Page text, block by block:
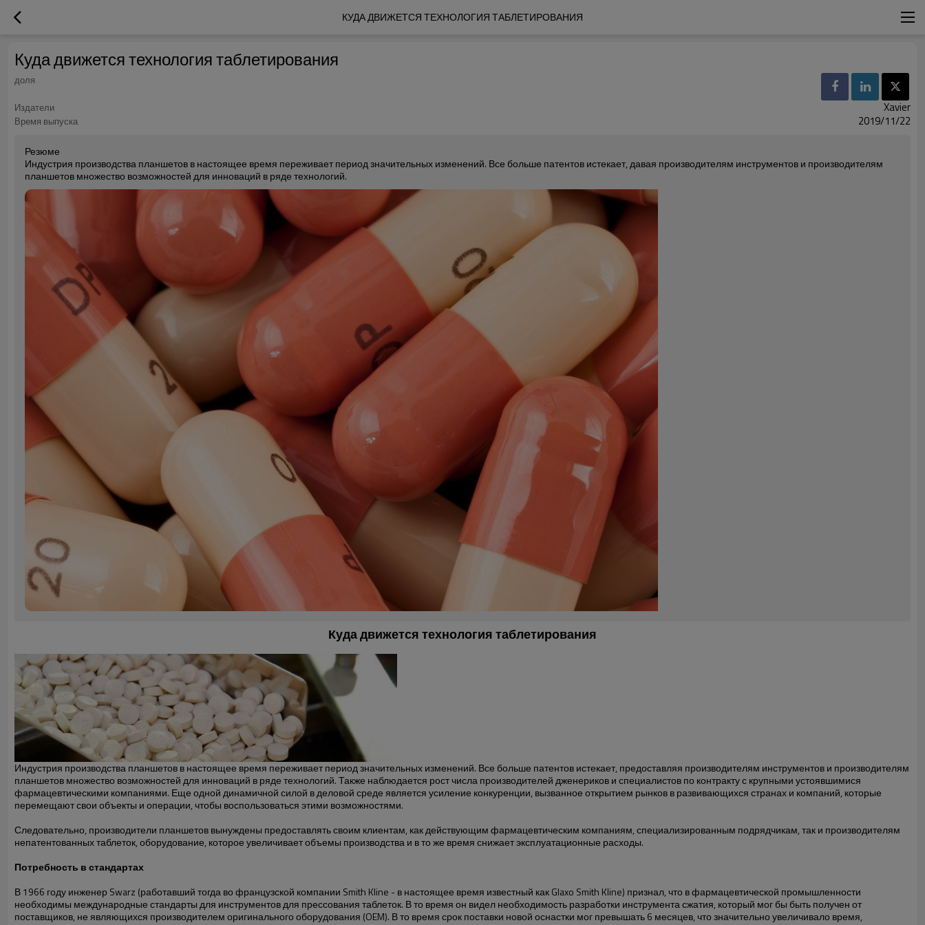
КУДА ДВИЖЕТСЯ ТЕХНОЛОГИЯ ТАБЛЕТИРОВАНИЯ
Куда движется технология таблетирования
доля
Издатели
Xavier
Время выпуска 2019/11/22
Резюме
Индустрия производства планшетов в настоящее время переживает период значительных изменений. Все больше патентов истекает, давая производителям инструментов и производителям
планшетов множество возможностей для инноваций в ряде технологий.
Куда движется технология таблетирования
Индустрия производства планшетов в настоящее время переживает период значительных изменений. Все больше патентов истекает, предоставляя производителям инструментов и производителям
планшетов множество возможностей для инноваций в ряде технологий. Также наблюдается рост числа производителей дженериков и специалистов по контракту с крупными устоявшимися
фармацевтическими компаниями. Еще одной динамичной силой в деловой среде является усиление конкуренции, вызванное открытием рынков в развивающихся странах и компаний, которые
перемещают свои объекты и операции, чтобы воспользоваться этими возможностями.
Следовательно, производители планшетов вынуждены предоставлять своим клиентам, как действующим фармацевтическим компаниям, специализированным подрядчикам, так и производителям
непатентованных таблеток, оборудование, которое увеличивает объемы производства и в то же время снижает эксплуатационные расходы.
Потребность в стандартах
В 1966 году инженер Swarz (работавший тогда во французской компании Smith Kline - в настоящее время известный как Glaxo Smith Kline) признал, что в фармацевтической промышленности
необходимы международные стандарты для инструментов для прессования таблеток. В то время он видел необходимость разработки инструмента сжатия, который мог бы быть получен от
поставщиков, не являющихся производителем оригинального оборудования (OEM). В то время срок поставки новой оснастки мог превышать 6 месяцев, что значительно увеличивало время,